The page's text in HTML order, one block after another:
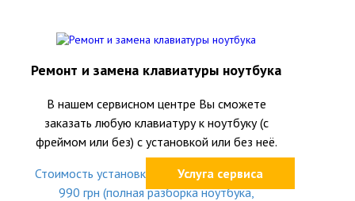
Услуга сервиса
Ремонт и замена клавиатуры ноутбука
В нашем сервисном центре Вы сможете
заказать любую клавиатуру к ноутбуку (с
фреймом или без) с установкой или без неё.
Стоимость установки клавиатуры от 170 до
990 грн (полная разборка ноутбука,